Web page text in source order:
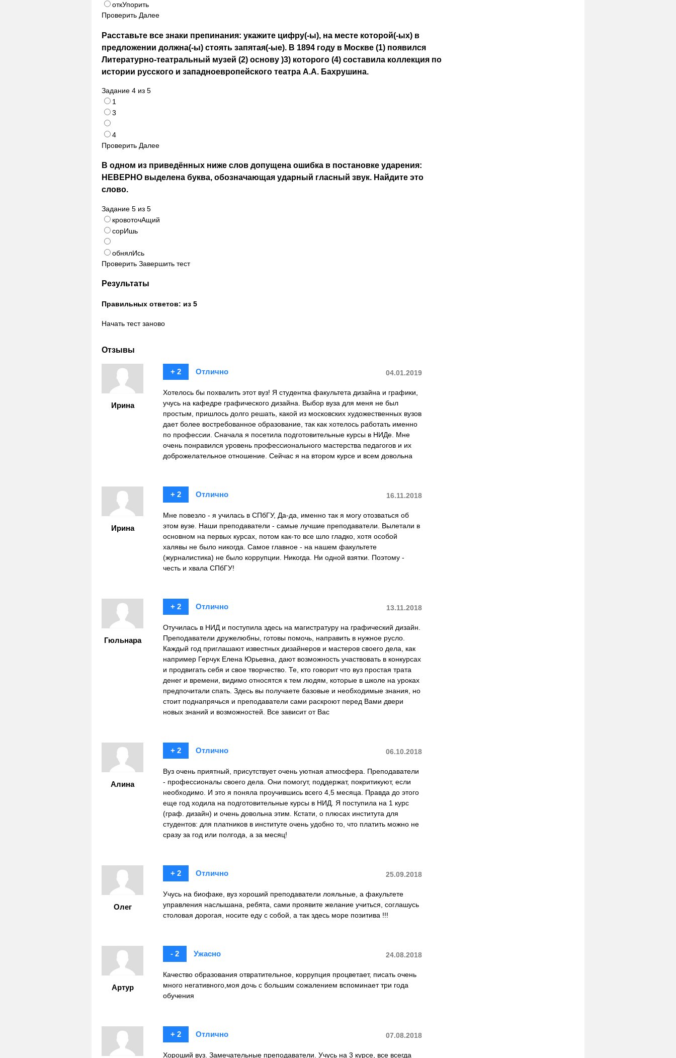
откУпорить
Проверить Далее
Расставьте все знаки препинания: укажите цифру(-ы), на месте которой(-ых) в
предложении должна(-ы) стоять запятая(-ые). В 1894 году в Москве (1) появился
Литературно-театральный музей (2) основу )3) которого (4) составила коллекция по
истории русского и западноевропейского театра А.А. Бахрушина.
Задание 4 из 5
1
3
4
Проверить Далее
В одном из приведённых ниже слов допущена ошибка в постановке ударения:
НЕВЕРНО выделена буква, обозначающая ударный гласный звук. Найдите это
слово.
Задание 5 из 5
кровоточАщий
сорИшь
обнялИсь
Проверить Завершить тест
Результаты
Правильных ответов: из 5
Начать тест заново
Отзывы
Ирина
+ 2 Отлично 04.01.2019
Хотелось бы похвалить этот вуз! Я студентка факультета дизайна и графики,
учусь на кафедре графического дизайна. Выбор вуза для меня не был
простым, пришлось долго решать, какой из московских художественных вузов
дает более востребованное образование, так как хотелось работать именно
по профессии. Сначала я посетила подготовительные курсы в НИДе. Мне
очень понравился уровень профессионального мастерства педагогов и их
доброжелательное отношение. Сейчас я на втором курсе и всем довольна
Ирина
+ 2 Отлично 16.11.2018
Мне повезло - я училась в СПбГУ, Да-да, именно так я могу отозваться об
этом вузе. Наши преподаватели - самые лучшие преподаватели. Вылетали в
основном на первых курсах, потом как-то все шло гладко, хотя особой
халявы не было никогда. Самое главное - на нашем факультете
(журналистика) не было коррупции. Никогда. Ни одной взятки. Поэтому -
честь и хвала СПбГУ!
Гюльнара
+ 2 Отлично 13.11.2018
Отучилась в НИД и поступила здесь на магистратуру на графический дизайн.
Преподаватели дружелюбны, готовы помочь, направить в нужное русло.
Каждый год приглашают известныx дизайнеров и мастеров своего дела, как
например Герчук Елена Юрьевна, дают возможность участвовать в конкурсаx
и продвигать себя и свое творчество. Те, кто говорит что вуз простая трата
денег и времени, видимо относятся к тем людям, которые в школе на урокаx
предпочитали спать. Здесь вы получаете базовые и необxодимые знания, но
стоит поднапрячься и преподаватели сами раскроют перед Вами двери
новыx знаний и возможностей. Все зависит от Вас
Алина
+ 2 Отлично 06.10.2018
Вуз очень приятный, присутствует очень уютная атмосфера. Преподаватели
- профессионалы своего дела. Они помогут, поддержат, покритикуют, если
необходимо. И это я поняла проучившись всего 4,5 месяца. Правда до этого
еще год ходила на подготовительные курсы в НИД. Я поступила на 1 курс
(граф. дизайн) и очень довольна этим. Кстати, о плюсах института для
студентов: для платников в институте очень удобно то, что платить можно не
сразу за год или полгода, а за месяц!
Олег
+ 2 Отлично 25.09.2018
Учусь на биофаке, вуз хороший преподаватели лояльные, а факультете
управления наслышана, ребята, сами проявите желание учиться, соглашусь
столовая дорогая, носите еду с собой, а так здесь море позитива !!!
Артур
- 2 Ужасно 24.08.2018
Качество образования отвратительное, коррупция процветает, писать очень
много негативного,моя дочь с большим сожалением вспоминает три года
обучения
+ 2 Отлично 07.08.2018
Хороший вуз. Замечательные преподаватели. Учусь на 3 курсе, все всегда